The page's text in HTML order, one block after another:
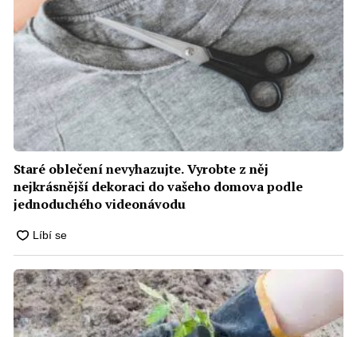
Staré oblečení nevyhazujte. Vyrobte z něj
nejkrásnější dekoraci do vašeho domova podle
jednoduchého videonávodu